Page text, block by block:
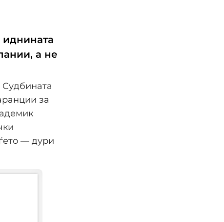
иднината
а не
за
— дури